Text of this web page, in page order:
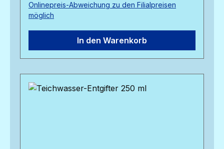
Onlinepreis-Abweichung zu den Filialpreisen
möglich
In den Warenkorb